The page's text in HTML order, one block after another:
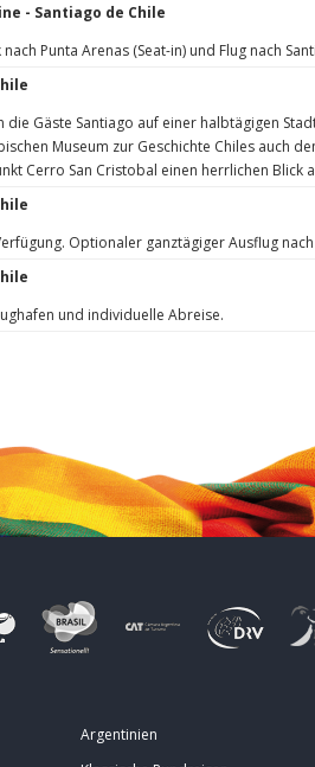
- Santiago de Chile
Punta Arenas (Seat-in) und Flug nach
die Gäste Santiago auf einer halbtägigen
Museum zur Geschichte Chiles auch
Cerro San Cristobal einen herrlichen Blick
Optionaler ganztägiger Ausflug
und individuelle Abreise.
Argentinien